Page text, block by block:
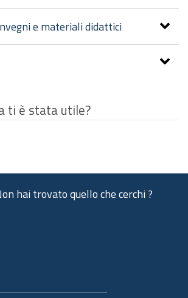
e materiali didattici
ti è stata utile?
hai trovato quello che cerchi ?